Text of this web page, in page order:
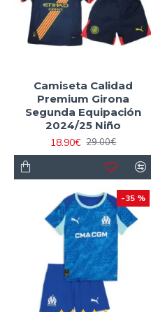
Camiseta Calidad
Premium Girona
Segunda Equipación
2024/25 Niño
18.90€ 29.00€
-35 %